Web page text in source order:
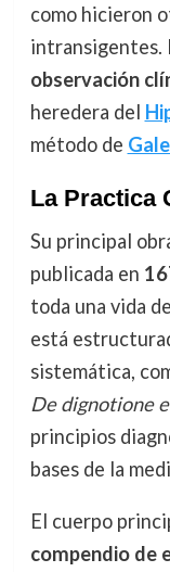
como hicieron
intransigentes.
observación
heredera del
método de
La Practica
Su principal
publicada en
toda una vida
está
sistemática,
De dignotione
principios
bases de la
El cuerpo
compendio de